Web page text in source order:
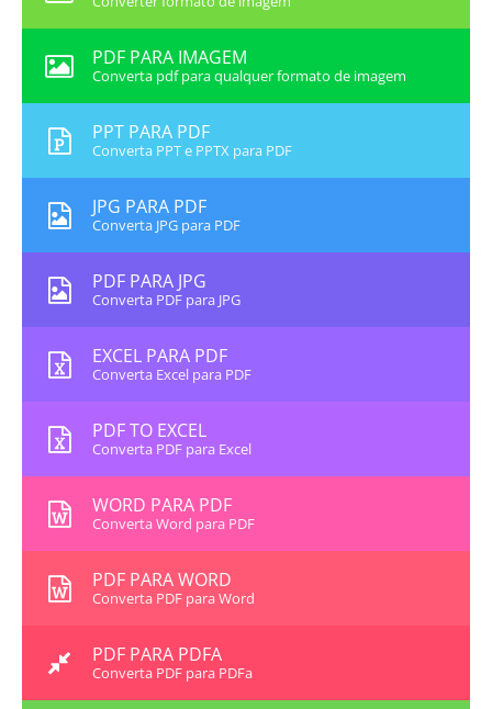
PDF PARA IMAGEM
Converta pdf para qualquer formato de imagem
PPT PARA PDF
Converta PPT e PPTX para PDF
JPG PARA PDF
Converta JPG para PDF
PDF PARA JPG
Converta PDF para JPG
EXCEL PARA PDF
Converta Excel para PDF
PDF TO EXCEL
Converta PDF para Excel
WORD PARA PDF
Converta Word para PDF
PDF PARA WORD
Converta PDF para Word
PDF PARA PDFA
Converta PDF para PDFa